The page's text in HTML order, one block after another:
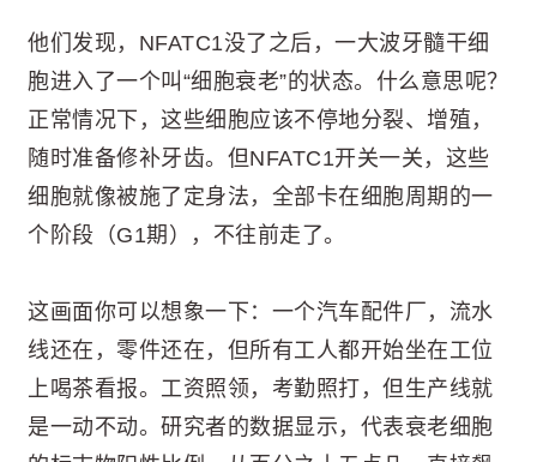
他们发现，NFATC1没了之后，一大波牙髓干细
胞进入了一个叫“细胞衰老”的状态。什么意思呢？
正常情况下，这些细胞应该不停地分裂、增殖，
随时准备修补牙齿。但NFATC1开关一关，这些
细胞就像被施了定身法，全部卡在细胞周期的一
个阶段（G1期），不往前走了。
这画面你可以想象一下：一个汽车配件厂，流水
线还在，零件还在，但所有工人都开始坐在工位
上喝茶看报。工资照领，考勤照打，但生产线就
是一动不动。研究者的数据显示，代表衰老细胞